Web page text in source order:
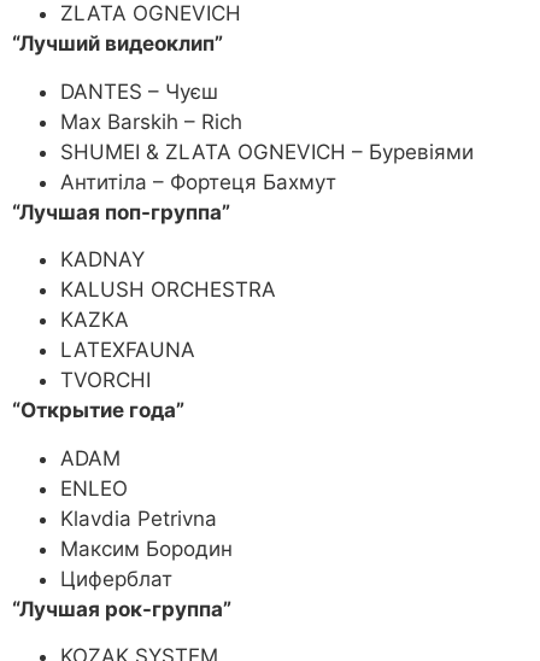
ZLATA OGNEVICH
“Лучший видеоклип”
DANTES – Чуєш
Max Barskih – Rich
SHUMEI & ZLATA OGNEVICH – Буревіями
Антитіла – Фортеця Бахмут
“Лучшая поп-группа”
KADNAY
KALUSH ORCHESTRA
KAZKA
LATEXFAUNA
TVORCHI
“Открытие года”
ADAM
ENLEO
Klavdia Petrivna
Максим Бородин
Циферблат
“Лучшая рок-группа”